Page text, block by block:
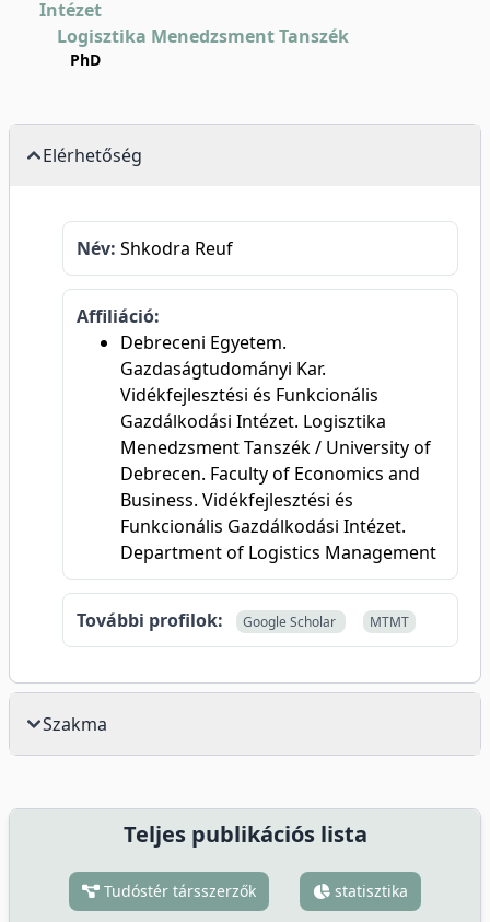
Intézet
Logisztika Menedzsment Tanszék
PhD
Elérhetőség
Név: Shkodra Reuf
Affiliáció:
Debreceni Egyetem.
Gazdaságtudományi Kar.
Vidékfejlesztési és Funkcionális
Gazdálkodási Intézet. Logisztika
Menedzsment Tanszék / University of
Debrecen. Faculty of Economics and
Business. Vidékfejlesztési és
Funkcionális Gazdálkodási Intézet.
Department of Logistics Management
További profilok: Google Scholar MTMT
Szakma
Teljes publikációs lista
Tudóstér társszerzők statisztika